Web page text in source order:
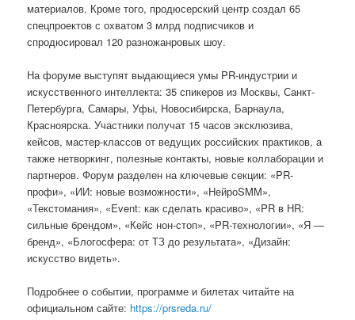
материалов. Кроме того, продюсерский центр создал 65
спецпроектов с охватом 3 млрд подписчиков и
спродюсировал 120 разножанровых шоу.
На форуме выступят выдающиеся умы PR-индустрии и
искусственного интеллекта: 35 спикеров из Москвы, Санкт-
Петербурга, Самары, Уфы, Новосибирска, Барнаула,
Красноярска. Участники получат 15 часов эксклюзива,
кейсов, мастер-классов от ведущих российских практиков, а
также нетворкинг, полезные контакты, новые коллаборации и
партнеров. Форум разделен на ключевые секции: «PR-
профи», «ИИ: новые возможности», «НейроSMM»,
«Текстомания», «Event: как сделать красиво», «PR в HR:
сильные брендом», «Кейс нон-стоп», «PR-технологии», «Я —
бренд», «Блогосфера: от ТЗ до результата», «Дизайн:
искусство видеть».
Подробнее о событии, программе и билетах читайте на
официальном сайте: https://prsreda.ru/